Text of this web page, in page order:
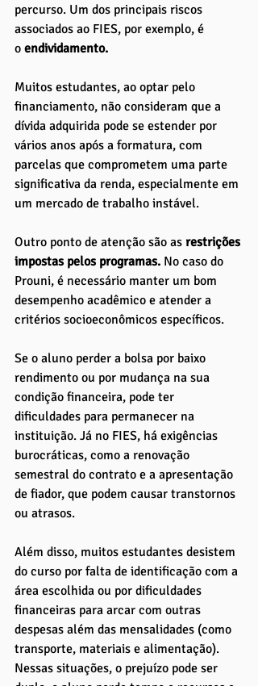
percurso. Um dos principais riscos
associados ao FIES, por exemplo, é
o endividamento.
Muitos estudantes, ao optar pelo
financiamento, não consideram que a
dívida adquirida pode se estender por
vários anos após a formatura, com
parcelas que comprometem uma parte
significativa da renda, especialmente em
um mercado de trabalho instável.
Outro ponto de atenção são as restrições
impostas pelos programas. No caso do
Prouni, é necessário manter um bom
desempenho acadêmico e atender a
critérios socioeconômicos específicos.
Se o aluno perder a bolsa por baixo
rendimento ou por mudança na sua
condição financeira, pode ter
dificuldades para permanecer na
instituição. Já no FIES, há exigências
burocráticas, como a renovação
semestral do contrato e a apresentação
de fiador, que podem causar transtornos
ou atrasos.
Além disso, muitos estudantes desistem
do curso por falta de identificação com a
área escolhida ou por dificuldades
financeiras para arcar com outras
despesas além das mensalidades (como
transporte, materiais e alimentação).
Nessas situações, o prejuízo pode ser